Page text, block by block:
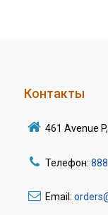
Контакты
461 Avenue
Телефон:
Email: